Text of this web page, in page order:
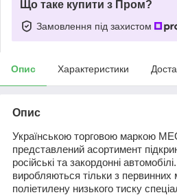
Що таке купити з Пром?
Замовлення під захистом
Опис Характеристики
Опис
Українською торговою маркою
представлений асортимент
російські та закордонні автомобілі.
виробляються тільки з первинних
поліетилену низького тиску